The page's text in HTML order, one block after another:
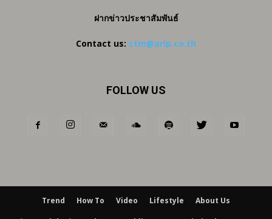
ฝากข่าวประชาสัมพันธ์
Contact us: ctm@arip.co.th
FOLLOW US
Trend How To Video Lifestyle About Us